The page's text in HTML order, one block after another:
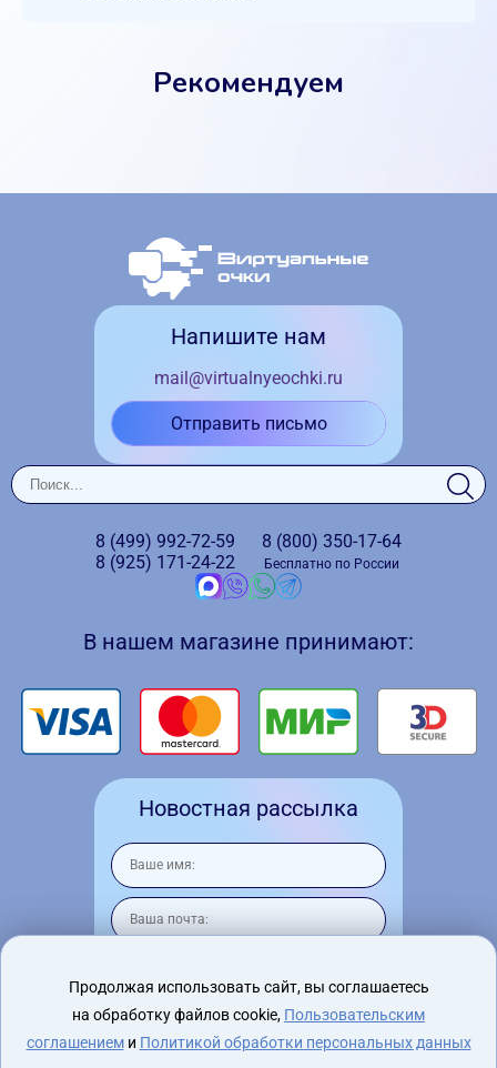
Рекомендуем
Напишите нам
mail@virtualnyeochki.ru
Отправить письмо
8 (499) 992-72-59
8 (925) 171-24-22
8 (800) 350-17-64
Бесплатно по России
В нашем магазине принимают:
Новостная рассылка
Я согласен на обработку персональных
данных
Продолжая использовать сайт, вы соглашаетесь
на обработку файлов cookie, Пользовательским
соглашениеми Политикой обработки персональных данных